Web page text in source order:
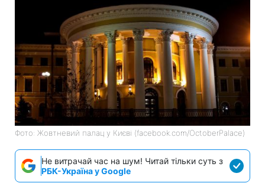
Фото: Жовтневий палац у Києві (facebook.com/OctoberPalace)
Не витрачай час на шум! Читай тільки суть з
РБК-Україна у Google